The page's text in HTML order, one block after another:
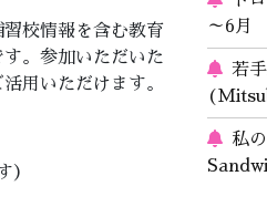
校情報を含む教育
。参加いただいた
用いただけます。
）
～6月
若
私